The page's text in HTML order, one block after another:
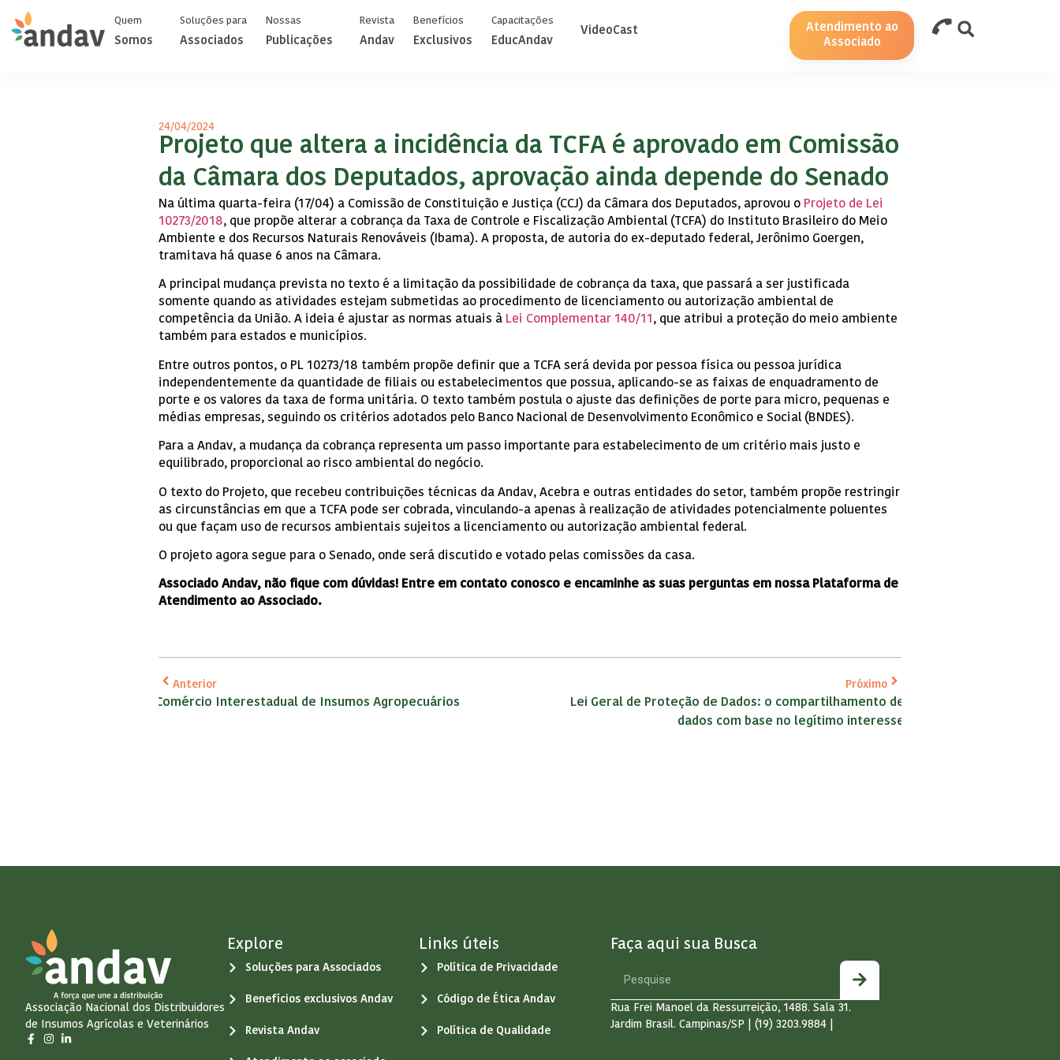
Quem
Somos
Soluções para
Associados
Nossas
Publicações
Revista
Andav
Benefícios
Exclusivos
Capacitações
EducAndav
VideoCast
Atendimento ao
Associado
24/04/2024
Projeto que altera a incidência da TCFA é aprovado em Comissão
da Câmara dos Deputados, aprovação ainda depende do Senado
Na última quarta-feira (17/04) a Comissão de Constituição e Justiça (CCJ) da Câmara dos Deputados, aprovou o Projeto de Lei
10273/2018, que propõe alterar a cobrança da Taxa de Controle e Fiscalização Ambiental (TCFA) do Instituto Brasileiro do Meio
Ambiente e dos Recursos Naturais Renováveis (Ibama). A proposta, de autoria do ex-deputado federal, Jerônimo Goergen,
tramitava há quase 6 anos na Câmara.
A principal mudança prevista no texto é a limitação da possibilidade de cobrança da taxa, que passará a ser justificada
somente quando as atividades estejam submetidas ao procedimento de licenciamento ou autorização ambiental de
competência da União. A ideia é ajustar as normas atuais à Lei Complementar 140/11, que atribui a proteção do meio ambiente
também para estados e municípios.
Entre outros pontos, o PL 10273/18 também propõe definir que a TCFA será devida por pessoa física ou pessoa jurídica
independentemente da quantidade de filiais ou estabelecimentos que possua, aplicando-se as faixas de enquadramento de
porte e os valores da taxa de forma unitária. O texto também postula o ajuste das definições de porte para micro, pequenas e
médias empresas, seguindo os critérios adotados pelo Banco Nacional de Desenvolvimento Econômico e Social (BNDES).
Para a Andav, a mudança da cobrança representa um passo importante para estabelecimento de um critério mais justo e
equilibrado, proporcional ao risco ambiental do negócio.
O texto do Projeto, que recebeu contribuições técnicas da Andav, Acebra e outras entidades do setor, também propõe restringir
as circunstâncias em que a TCFA pode ser cobrada, vinculando-a apenas à realização de atividades potencialmente poluentes
ou que façam uso de recursos ambientais sujeitos a licenciamento ou autorização ambiental federal.
O projeto agora segue para o Senado, onde será discutido e votado pelas comissões da casa.
Associado Andav, não fique com dúvidas! Entre em contato conosco e encaminhe as suas perguntas em nossa Plataforma de
Atendimento ao Associado.
Anterior
Comércio Interestadual de Insumos Agropecuários
Próximo
Lei Geral de Proteção de Dados: o compartilhamento de
dados com base no legítimo interesse
Associação Nacional dos Distribuidores
de Insumos Agrícolas e Veterinários
Explore
Soluções para Associados
Benefícios exclusivos Andav
Revista Andav
Links úteis
Política de Privacidade
Código de Ética Andav
Política de Qualidade
Faça aqui sua Busca
Rua Frei Manoel da Ressurreição, 1488. Sala 31.
Jardim Brasil. Campinas/SP | (19) 3203.9884 |